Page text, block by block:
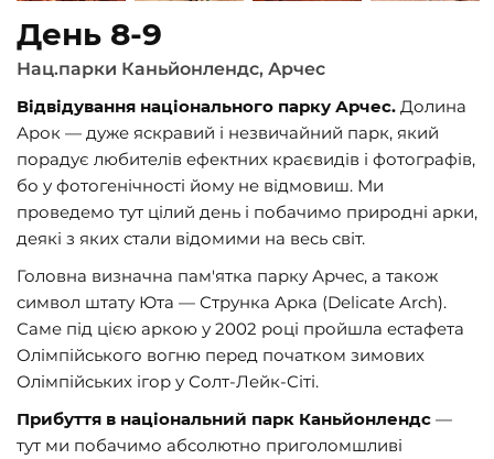
День 8-9
Нац.парки Каньйонлендс, Арчес
Відвідування національного парку Арчес. Долина
Арок — дуже яскравий і незвичайний парк, який
порадує любителів ефектних краєвидів і фотографів,
бо у фотогенічності йому не відмовиш. Ми
проведемо тут цілий день і побачимо природні арки,
деякі з яких стали відомими на весь світ.
Головна визначна пам'ятка парку Арчес, а також
символ штату Юта — Струнка Арка (Delicate Arch).
Саме під цією аркою у 2002 році пройшла естафета
Олімпійського вогню перед початком зимових
Олімпійських ігор у Солт-Лейк-Сіті.
Прибуття в національний парк Каньйонлендс —
тут ми побачимо абсолютно приголомшливі